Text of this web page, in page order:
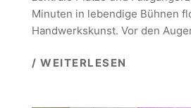
Minuten in lebendige Bühnen
Handwerkskunst. Vor den
/ WEITERLESEN